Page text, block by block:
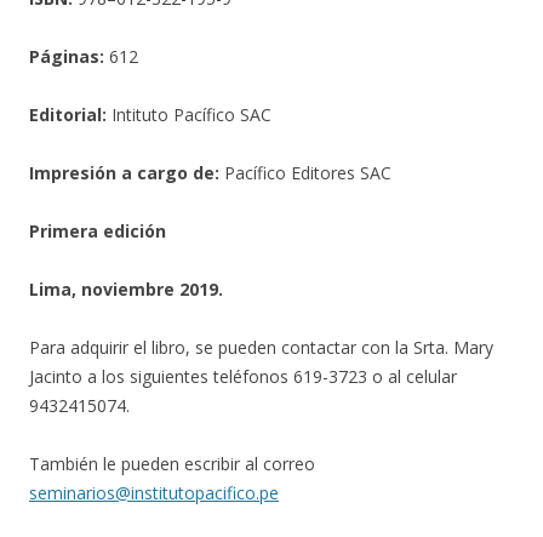
Páginas: 612
Editorial: Intituto Pacífico SAC
Impresión a cargo de: Pacífico Editores SAC
Primera edición
Lima, noviembre 2019.
Para adquirir el libro, se pueden contactar con la Srta. Mary
Jacinto a los siguientes teléfonos 619-3723 o al celular
9432415074.
También le pueden escribir al correo
seminarios@institutopacifico.pe